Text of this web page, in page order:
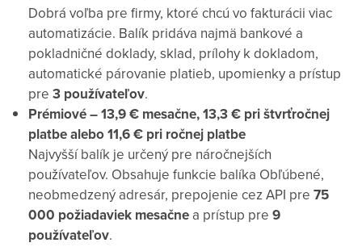
Dobrá voľba pre firmy, ktoré chcú vo fakturácii viac
automatizácie. Balík pridáva najmä bankové a
pokladničné doklady, sklad, prílohy k dokladom,
automatické párovanie platieb, upomienky a prístup
pre 3 používateľov.
Prémiové – 13,9 € mesačne, 13,3 € pri štvrťročnej
platbe alebo 11,6 € pri ročnej platbe
Najvyšší balík je určený pre náročnejších
používateľov. Obsahuje funkcie balíka Obľúbené,
neobmedzený adresár, prepojenie cez API pre 75
000 požiadaviek mesačne a prístup pre 9
používateľov.